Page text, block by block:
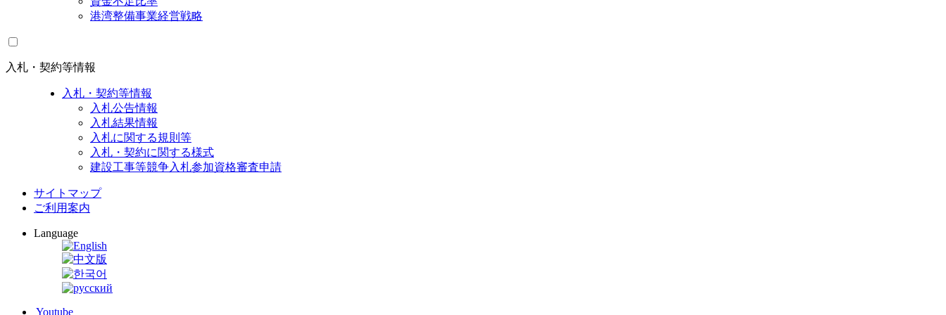
港湾整備事業経営戦略
入札・契約等情報
入札・契約等情報
入札公告情報
入札結果情報
入札に関する規則等
入札・契約に関する様式
建設工事等競争入札参加資格審査申請
サイトマップ
ご利用案内
Language
Youtube